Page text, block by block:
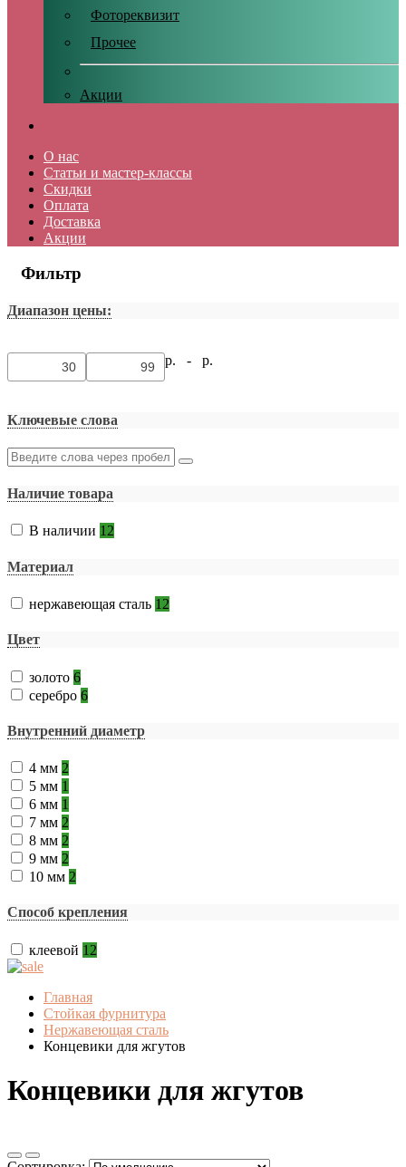
Фотореквизит
Прочее
Акции
О нас
Статьи и мастер-классы
Скидки
Оплата
Доставка
Акции
Фильтр
Диапазон цены:
р. - р.
Ключевые слова
Наличие товара
В наличии 12
Материал
нержавеющая сталь 12
Цвет
золото 6
серебро 6
Внутренний диаметр
4 мм 2
5 мм 1
6 мм 1
7 мм 2
8 мм 2
9 мм 2
10 мм 2
Способ крепления
клеевой 12
Главная
Стойкая фурнитура
Нержавеющая сталь
Концевики для жгутов
Концевики для жгутов